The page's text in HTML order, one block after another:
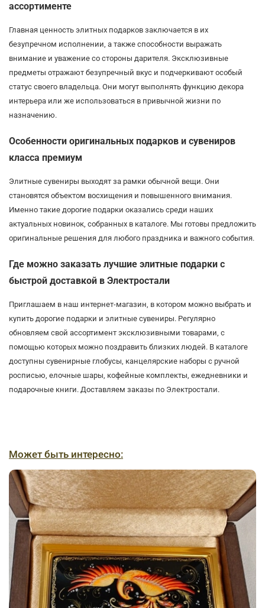
ассортименте
Главная ценность элитных подарков заключается в их
безупречном исполнении, а также способности выражать
внимание и уважение со стороны дарителя. Эксклюзивные
предметы отражают безупречный вкус и подчеркивают особый
статус своего владельца. Они могут выполнять функцию декора
интерьера или же использоваться в привычной жизни по
назначению.
Особенности оригинальных подарков и сувениров
класса премиум
Элитные сувениры выходят за рамки обычной вещи. Они
становятся объектом восхищения и повышенного внимания.
Именно такие дорогие подарки оказались среди наших
актуальных новинок, собранных в каталоге. Мы готовы предложить
оригинальные решения для любого праздника и важного события.
Где можно заказать лучшие элитные подарки с
быстрой доставкой в Электростали
Приглашаем в наш интернет-магазин, в котором можно выбрать и
купить дорогие подарки и элитные сувениры. Регулярно
обновляем свой ассортимент эксклюзивными товарами, с
помощью которых можно поздравить близких людей. В каталоге
доступны сувенирные глобусы, канцелярские наборы с ручной
росписью, елочные шары, кофейные комплекты, ежедневники и
подарочные книги. Доставляем заказы по Электростали.
Может быть интересно: